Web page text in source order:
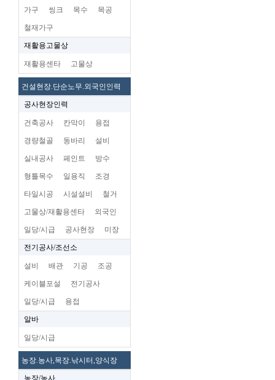
가구 씽크 목수 목공
철재가구
재활용고물상
재활용센타 고물상
건설현장.단순노무.외국인인력
공사현장인력
건축공사 칸막이 용접
경량철골 동바리 설비
실내공사 페인트 방수
형틀목수 일용직 조경
타일시공 시설설비 철거
고물상/재활용센타 외국인
일당/시급 공사현장 미장
전기공사/조선소
설비 배관 기공 조공
케이블포설 전기공사
일당/시급 용접
알바
일당/시급
농장.농사,목장.낚시터,양식장
농장/농사